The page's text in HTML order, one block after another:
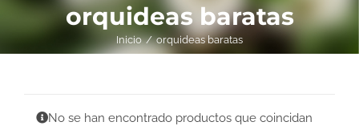
orquideas baratas
Inicio orquideas baratas
No se han encontrado productos que coincidan